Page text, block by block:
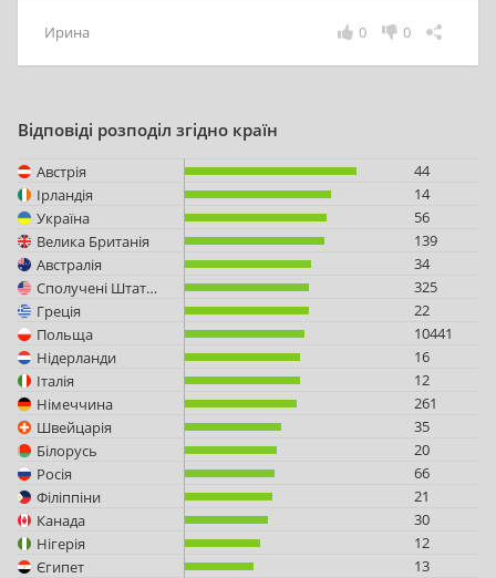
Ирина 0
0
Відповіді розподіл згідно країн
Австрія
44
Ірландія
14
Україна
56
Велика Британія
139
Австралія
34
Сполучені Штати Америки
325
Греція
22
Польща
10441
Нідерланди
16
Італія
12
Німеччина
261
Швейцарія
35
Білорусь
20
Росія
66
Філіппіни
21
Канада
30
Нігерія
12
Єгипет
13